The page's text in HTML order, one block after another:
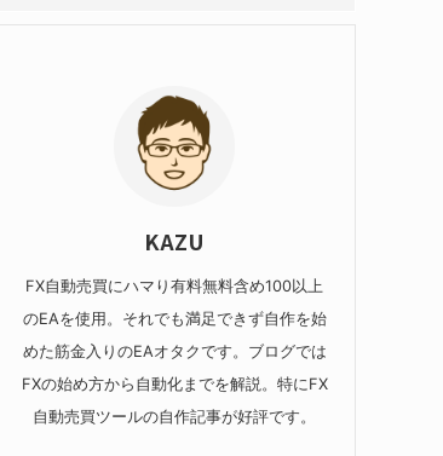
KAZU
FX自動売買にハマり有料無料含め100以上
のEAを使用。それでも満足できず自作を始
めた筋金入りのEAオタクです。ブログでは
FXの始め方から自動化までを解説。特にFX
自動売買ツールの自作記事が好評です。